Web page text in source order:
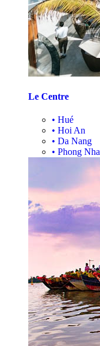
Le Centre
• Hué
• Hoi An
• Da Nang
• Phong Nha